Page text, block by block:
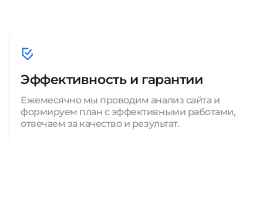
Эффективность и гарантии
Ежемесячно мы проводим анализ сайта и
формируем план с эффективными работами,
отвечаем за качество и результат.